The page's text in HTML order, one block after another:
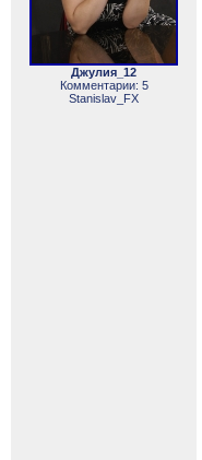
Джулия_12
Комментарии: 5
Stanislav_FX